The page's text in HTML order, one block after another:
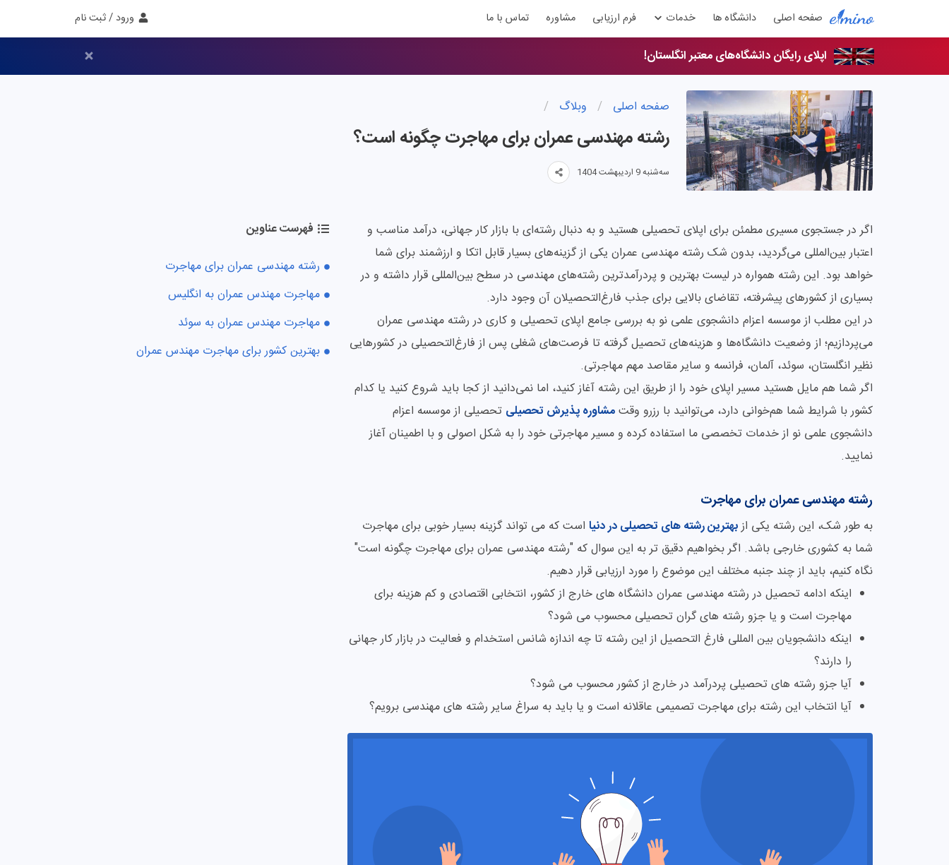
صفحه اصلی دانشگاه ها خدمات فرم ارزیابی مشاوره تماس با ما ورود / ثبت نام
اپلای رایگان دانشگاه‌های معتبر انگلستان!
صفحه اصلی / وبلاگ /
رشته مهندسی عمران برای مهاجرت چگونه است؟
سه‌شنبه 9 اردیبهشت 1404
فهرست عناوین
رشته مهندسی عمران برای مهاجرت
مهاجرت مهندس عمران به انگلیس
مهاجرت مهندس عمران به سوئد
بهترین کشور برای مهاجرت مهندس عمران
اگر در جستجوی مسیری مطمئن برای اپلای تحصیلی هستید و به دنبال رشته‌ای با بازار کار جهانی، درآمد مناسب و
اعتبار بین‌المللی می‌گردید، بدون شک رشته مهندسی عمران یکی از گزینه‌های بسیار قابل اتکا و ارزشمند برای شما
خواهد بود. این رشته همواره در لیست بهترین و پردرآمدترین رشته‌های مهندسی در سطح بین‌المللی قرار داشته و در
بسیاری از کشورهای پیشرفته، تقاضای بالایی برای جذب فارغ‌التحصیلان آن وجود دارد.
در این مطلب از موسسه اعزام دانشجوی علمی نو به بررسی جامع اپلای تحصیلی و کاری در رشته مهندسی عمران
می‌پردازیم؛ از وضعیت دانشگاه‌ها و هزینه‌های تحصیل گرفته تا فرصت‌های شغلی پس از فارغ‌التحصیلی در کشورهایی
نظیر انگلستان، سوئد، آلمان، فرانسه و سایر مقاصد مهم مهاجرتی.
اگر شما هم مایل هستید مسیر اپلای خود را از طریق این رشته آغاز کنید، اما نمی‌دانید از کجا باید شروع کنید یا کدام
کشور با شرایط شما هم‌خوانی دارد، می‌توانید با رزرو وقتمشاوره پذیرش تحصیلی تحصیلی از موسسه اعزام
دانشجوی علمی نو از خدمات تخصصی ما استفاده کرده و مسیر مهاجرتی خود را به شکل اصولی و با اطمینان آغاز
نمایید.
رشته مهندسی عمران برای مهاجرت
به طور شک، این رشته یکی ازبهترین رشته های تحصیلی در دنیا است که می تواند گزینه بسیار خوبی برای مهاجرت
شما به کشوری خارجی باشد. اگر بخواهیم دقیق تر به این سوال که "رشته مهندسی عمران برای مهاجرت چگونه است"
نگاه کنیم، باید از چند جنبه مختلف این موضوع را مورد ارزیابی قرار دهیم.
اینکه ادامه تحصیل در رشته مهندسی عمران دانشگاه های خارج از کشور، انتخابی اقتصادی و کم هزینه برای
مهاجرت است و یا جزو رشته های گران تحصیلی محسوب می شود؟
اینکه دانشجویان بین المللی فارغ التحصیل از این رشته تا چه اندازه شانس استخدام و فعالیت در بازار کار جهانی
را دارند؟
آیا جزو رشته های تحصیلی پردرآمد در خارج از کشور محسوب می شود؟
آیا انتخاب این رشته برای مهاجرت تصمیمی عاقلانه است و یا باید به سراغ سایر رشته های مهندسی برویم؟